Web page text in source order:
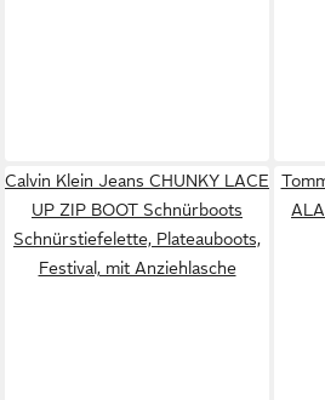
Calvin Klein Jeans CHUNKY LACE
UP ZIP BOOT Schnürboots
Schnürstiefelette, Plateauboots,
Festival, mit Anziehlasche